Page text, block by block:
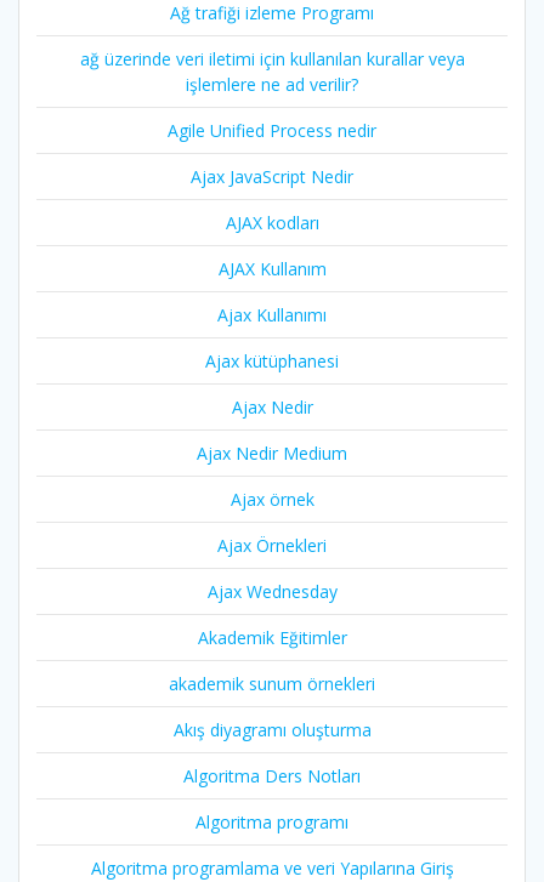
Ağ trafiği izleme Programı
ağ üzerinde veri iletimi için kullanılan kurallar veya
işlemlere ne ad verilir?
Agile Unified Process nedir
Ajax JavaScript Nedir
AJAX kodları
AJAX Kullanım
Ajax Kullanımı
Ajax kütüphanesi
Ajax Nedir
Ajax Nedir Medium
Ajax örnek
Ajax Örnekleri
Ajax Wednesday
Akademik Eğitimler
akademik sunum örnekleri
Akış diyagramı oluşturma
Algoritma Ders Notları
Algoritma programı
Algoritma programlama ve veri Yapılarına Giriş